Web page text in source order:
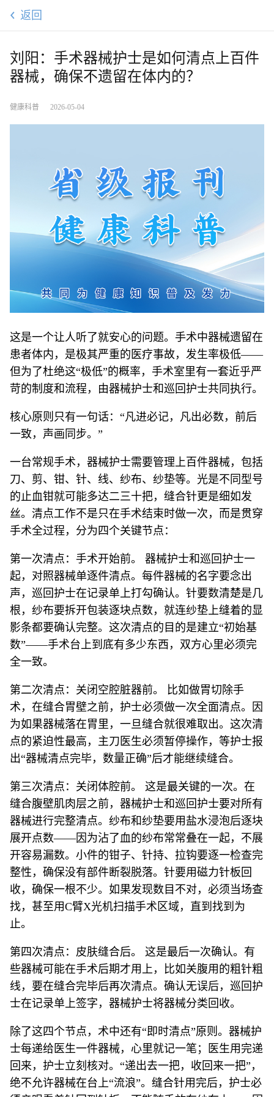
返回
刘阳：手术器械护士是如何清点上百件
器械，确保不遗留在体内的？
健康科普 2026-05-04
这是一个让人听了就安心的问题。手术中器械遗留在
患者体内，是极其严重的医疗事故，发生率极低——
但为了杜绝这“极低”的概率，手术室里有一套近乎严
苛的制度和流程，由器械护士和巡回护士共同执行。
核心原则只有一句话：“凡进必记，凡出必数，前后
一致，声画同步。”
一台常规手术，器械护士需要管理上百件器械，包括
刀、剪、钳、针、线、纱布、纱垫等。光是不同型号
的止血钳就可能多达二三十把，缝合针更是细如发
丝。清点工作不是只在手术结束时做一次，而是贯穿
手术全过程，分为四个关键节点：
第一次清点：手术开始前。 器械护士和巡回护士一
起，对照器械单逐件清点。每件器械的名字要念出
声，巡回护士在记录单上打勾确认。针要数清楚是几
根，纱布要拆开包装逐块点数，就连纱垫上缝着的显
影条都要确认完整。这次清点的目的是建立“初始基
数”——手术台上到底有多少东西，双方心里必须完
全一致。
第二次清点：关闭空腔脏器前。 比如做胃切除手
术，在缝合胃壁之前，护士必须做一次全面清点。因
为如果器械落在胃里，一旦缝合就很难取出。这次清
点的紧迫性最高，主刀医生必须暂停操作，等护士报
出“器械清点完毕，数量正确”后才能继续缝合。
第三次清点：关闭体腔前。 这是最关键的一次。在
缝合腹壁肌肉层之前，器械护士和巡回护士要对所有
器械进行完整清点。纱布和纱垫要用盐水浸泡后逐块
展开点数——因为沾了血的纱布常常叠在一起，不展
开容易漏数。小件的钳子、针持、拉钩要逐一检查完
整性，确保没有部件断裂脱落。针要用磁力针板回
收，确保一根不少。如果发现数目不对，必须当场查
找，甚至用C臂X光机扫描手术区域，直到找到为
止。
第四次清点：皮肤缝合后。 这是最后一次确认。有
些器械可能在手术后期才用上，比如关腹用的粗针粗
线，要在缝合完毕后再次清点。确认无误后，巡回护
士在记录单上签字，器械护士将器械分类回收。
除了这四个节点，术中还有“即时清点”原则。器械护
士每递给医生一件器械，心里就记一笔；医生用完递
回来，护士立刻核对。“递出去一把，收回来一把”，
绝不允许器械在台上“流浪”。缝合针用完后，护士必